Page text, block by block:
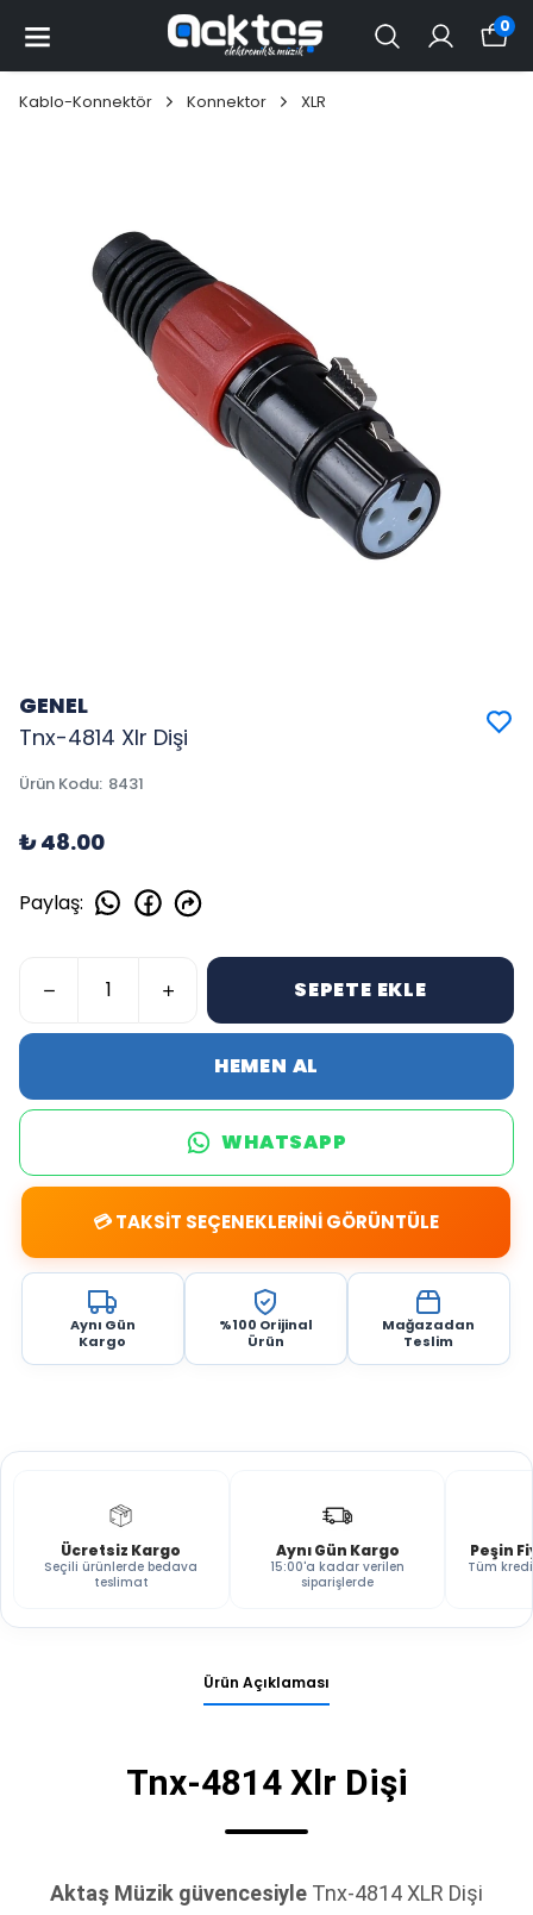
0
Kablo-Konnektör Konnektor XLR
GENEL
Tnx-4814 Xlr Dişi
Ürün Kodu: 8431
₺ 48.00
Paylaş:
SEPETE EKLE
HEMEN AL
WHATSAPP
💳 TAKSİT SEÇENEKLERİNİ GÖRÜNTÜLE
Aynı Gün
Kargo
%100 Orijinal
Ürün
Mağazadan
Teslim
Ücretsiz Kargo
Seçili ürünlerde bedava
teslimat
Aynı Gün Kargo
15:00'a kadar verilen
siparişlerde
Peşin
Tüm
Ürün Açıklaması
Tnx-4814 Xlr Dişi
Aktaş Müzik güvencesiyle Tnx-4814 XLR Dişi